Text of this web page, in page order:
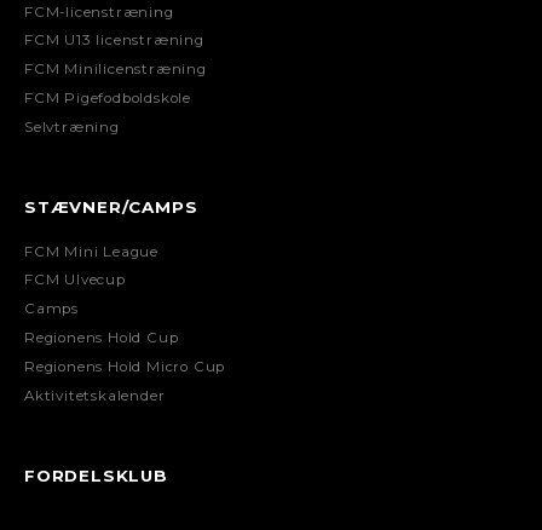
FCM-licenstræning
FCM U13 licenstræning
FCM Minilicenstræning
FCM Pigefodboldskole
Selvtræning
STÆVNER/CAMPS
FCM Mini League
FCM Ulvecup
Camps
Regionens Hold Cup
Regionens Hold Micro Cup
Aktivitetskalender
FORDELSKLUB